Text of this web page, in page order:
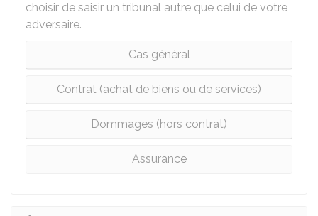
choisir de saisir un tribunal autre que celui de votre
adversaire.
Cas général
Contrat (achat de biens ou de services)
Dommages (hors contrat)
Assurance